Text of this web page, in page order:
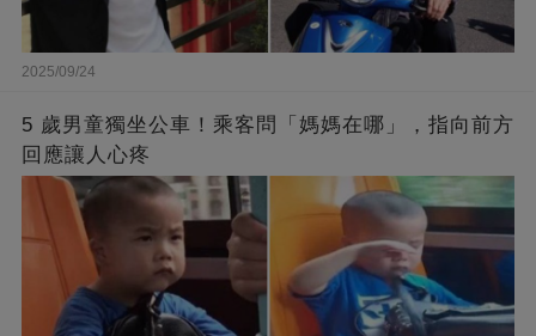
2025/09/24
5 歲男童獨坐公車！乘客問「媽媽在哪」，指向前方
回應讓人心疼